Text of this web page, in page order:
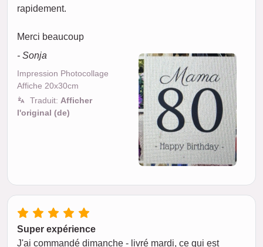
rapidement.
Merci beaucoup
- Sonja
Impression Photocollage
Affiche 20x30cm
Traduit: Afficher
l'original (de)
Super expérience
J'ai commandé dimanche - livré mardi, ce qui est